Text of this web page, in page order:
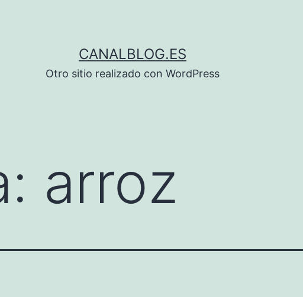
CANALBLOG.ES
Otro sitio realizado con WordPress
arroz